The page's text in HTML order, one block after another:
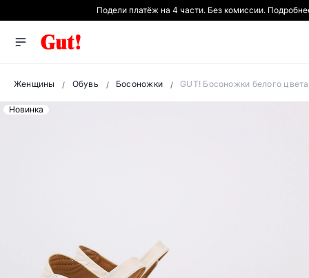
Подели платёж на 4 части. Без комиссии.
Женщины Обувь Босоножки GUT! Босоножки белого
Новинка